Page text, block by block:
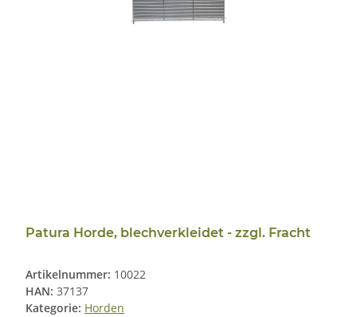
Patura Horde, blechverkleidet - zzgl. Fracht
Artikelnummer: 10022
HAN: 37137
Kategorie: Horden